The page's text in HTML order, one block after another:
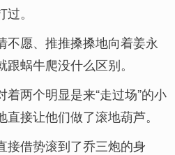
。
不愿、推推搡搡地向着姜永
蜗牛爬没什么区别。
两个明显是来“走过场”的小
接让他们做了滚地葫芦。
接借势滚到了乔三炮的身